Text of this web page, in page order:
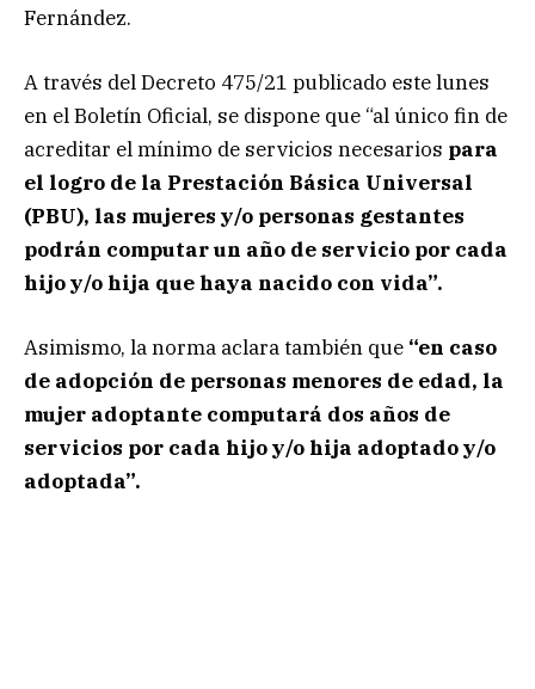
Fernández.
A través del Decreto 475/21 publicado este lunes
en el Boletín Oficial, se dispone que “al único fin de
acreditar el mínimo de servicios necesarios para
el logro de la Prestación Básica Universal
(PBU), las mujeres y/o personas gestantes
podrán computar un año de servicio por cada
hijo y/o hija que haya nacido con vida”.
Asimismo, la norma aclara también que “en caso
de adopción de personas menores de edad, la
mujer adoptante computará dos años de
servicios por cada hijo y/o hija adoptado y/o
adoptada”.